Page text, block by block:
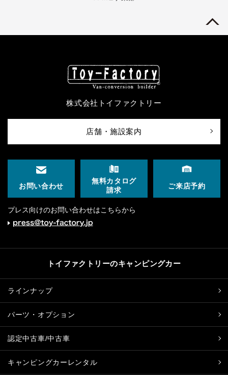
株式会社トイファクトリー
店舗・施設案内
お問い合わせ
無料カタログ
請求
ご来店予約
プレス向けのお問い合わせはこちらから
トイファクトリーのキャンピングカー
ラインナップ
パーツ・オプション
認定中古車/中古車
キャンピングカーレンタル